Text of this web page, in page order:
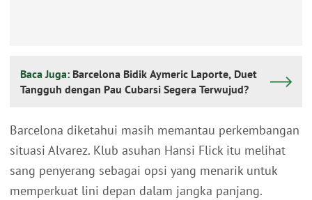
Baca Juga: Barcelona Bidik Aymeric Laporte, Duet
Tangguh dengan Pau Cubarsi Segera Terwujud?
Barcelona diketahui masih memantau perkembangan
situasi Alvarez. Klub asuhan Hansi Flick itu melihat
sang penyerang sebagai opsi yang menarik untuk
memperkuat lini depan dalam jangka panjang.